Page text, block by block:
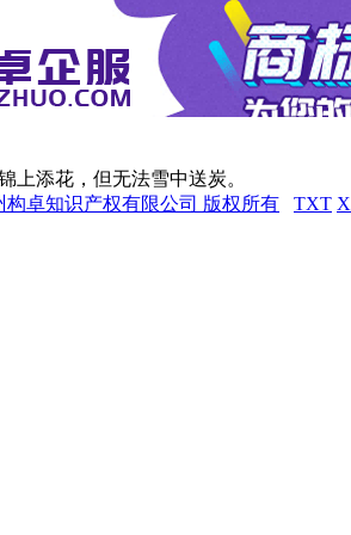
上添花，但无法雪中送炭。
构卓知识产权有限公司 版权所有
TXT